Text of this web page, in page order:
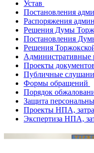
Устав
Постановления
Распоряжения
Решения Думы
Постановления
Решения
Административные
Проекты
Публичные
Формы обращений
Порядок
Защита
Проекты НПА,
Экспертиза НПА,